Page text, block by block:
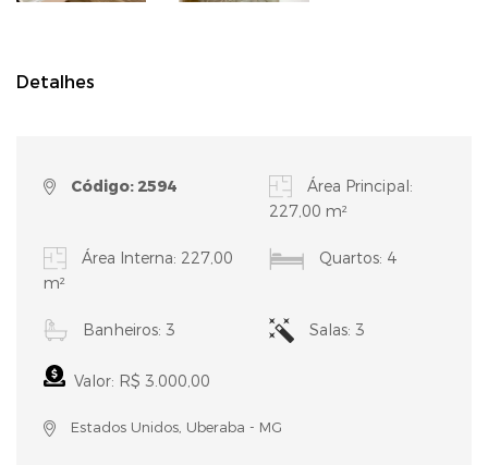
Detalhes
Código: 2594
Área Principal:
227,00 m²
Área Interna: 227,00
m²
Quartos: 4
Banheiros: 3 Salas: 3
Valor: R$ 3.000,00
Estados Unidos, Uberaba - MG